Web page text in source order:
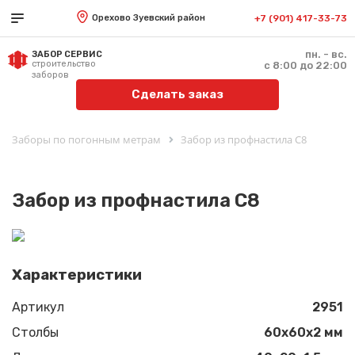
Орехово Зуевский район +7 (901) 417-33-73
ЗАБОР СЕРВИС
строительство
заборов
пн. - вс.
с 8:00 до 22:00
Сделать заказ
Заборы по погонным метрам Забор из профнастила С8
Забор из профнастила С8
Характеристики
Артикул
2951
Столбы
60х60х2 мм